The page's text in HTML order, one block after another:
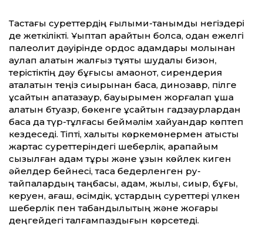
Тастағы суреттердің ғылыми-танымдық негіздері
де жеткілікті. Ұқыптап қарайтын болсақ, одан ежелгі
палеолит дәуірінде ордос адамдары молынан
аулап алатын жалғыз тұяқты шудалы бизон,
терістіктің дәу бұғысы амаонот, сирендерия
аталатын теңіз сиырынан басқа, динозавр, пілге
ұқсайтын апатазаур, бауырымен жорғалап ұша
алатын бтуазр, бөкенге ұқсайтын гадзаурлардан
басқа да түр-тұлғасы беймәлім хайуандар көптеп
кездеседі. Тіпті, халықтық көркемөнермен қатысты
жартас суреттеріндегі шеберлік, қарапайым
сызылған адам тұрқы және ұзын көйлек киген
әйелдер бейнесі, тасқа бедерленген ру-
тайпалардың таңбасы, адам, жылқы, сиыр, бұғы,
керуен, ағаш, өсімдік, құстардың суреттері үлкен
шеберлік пен табандылықтың және жоғары
деңгейдегі талғампаздығын көрсетеді.